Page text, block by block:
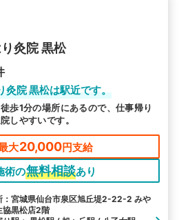
灸院 黒松
灸院 黒松は駅近です。
歩1分の場所にあるので、仕事帰り
しやすいです。
大20,000円支給
術の無料相談あり
：宮城県仙台市泉区旭丘堤2-22-2 みや
協黒松店2階